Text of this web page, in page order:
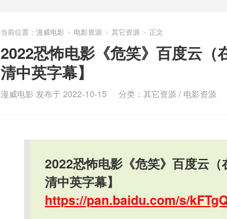
当前位置： 漫威电影 > 电影资源 > 其它资源 > 正文
2022恐怖电影《危笑》百度云（
清中英字幕】
漫威电影 发布于 2022-10-15 分类： 其它资源 / 电影资源
2022恐怖电影《危笑》百度云
清中英字幕】
https://pan.baidu.com/s/